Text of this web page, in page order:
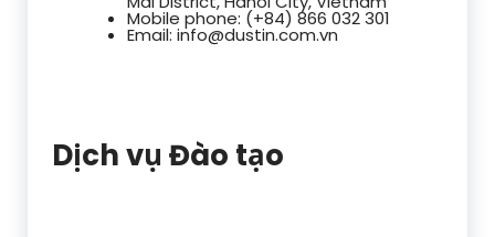
Mobile phone: (+84) 866 032 301
Email: info@dustin.com.vn
Dịch vụ Đào tạo